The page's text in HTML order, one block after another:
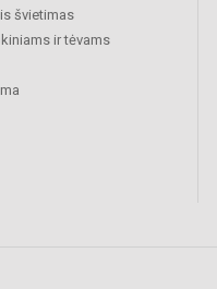
švietimas
ir tėvams